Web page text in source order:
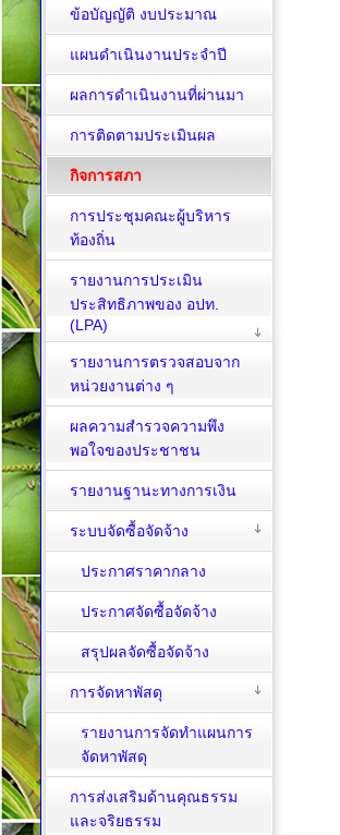
ข้อบัญญัติ งบประมาณ
แผนดำเนินงานประจำปี
ผลการดำเนินงานที่ผ่านมา
การติดตามประเมินผล
กิจการสภา
การประชุมคณะผู้บริหาร
ท้องถิ่น
รายงานการประเมิน
ประสิทธิภาพของ อปท.
(LPA)
รายงานการตรวจสอบจาก
หน่วยงานต่าง ๆ
ผลความสำรวจความพึง
พอใจของประชาชน
รายงานฐานะทางการเงิน
ระบบจัดซื้อจัดจ้าง
ประกาศราคากลาง
ประกาศจัดซื้อจัดจ้าง
สรุปผลจัดซื้อจัดจ้าง
การจัดหาพัสดุ
รายงานการจัดทำแผนการ
จัดหาพัสดุ
การส่งเสริมด้านคุณธรรม
และจริยธรรม